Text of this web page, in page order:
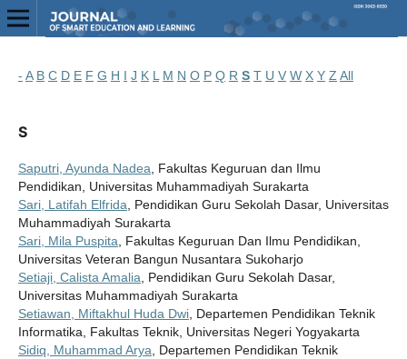
- A B C D E F G H I J K L M N O P Q R S T U V W X Y Z All
S
Saputri, Ayunda Nadea , Fakultas Keguruan dan Ilmu
Pendidikan, Universitas Muhammadiyah Surakarta
Sari, Latifah Elfrida , Pendidikan Guru Sekolah Dasar, Universitas
Muhammadiyah Surakarta
Sari, Mila Puspita , Fakultas Keguruan Dan Ilmu Pendidikan,
Universitas Veteran Bangun Nusantara Sukoharjo
Setiaji, Calista Amalia , Pendidikan Guru Sekolah Dasar,
Universitas Muhammadiyah Surakarta
Setiawan, Miftakhul Huda Dwi, Departemen Pendidikan Teknik
Informatika, Fakultas Teknik, Universitas Negeri Yogyakarta
Sidiq, Muhammad Arya , Departemen Pendidikan Teknik